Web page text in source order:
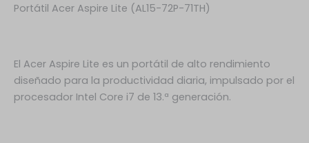
Portátil Acer Aspire Lite (AL15-72P-71TH)
El Acer Aspire Lite es un portátil de alto rendimiento
diseñado para la productividad diaria, impulsado por el
procesador Intel Core i7 de 13.ª generación.